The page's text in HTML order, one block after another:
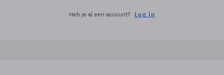
Heb je al een account? Log in